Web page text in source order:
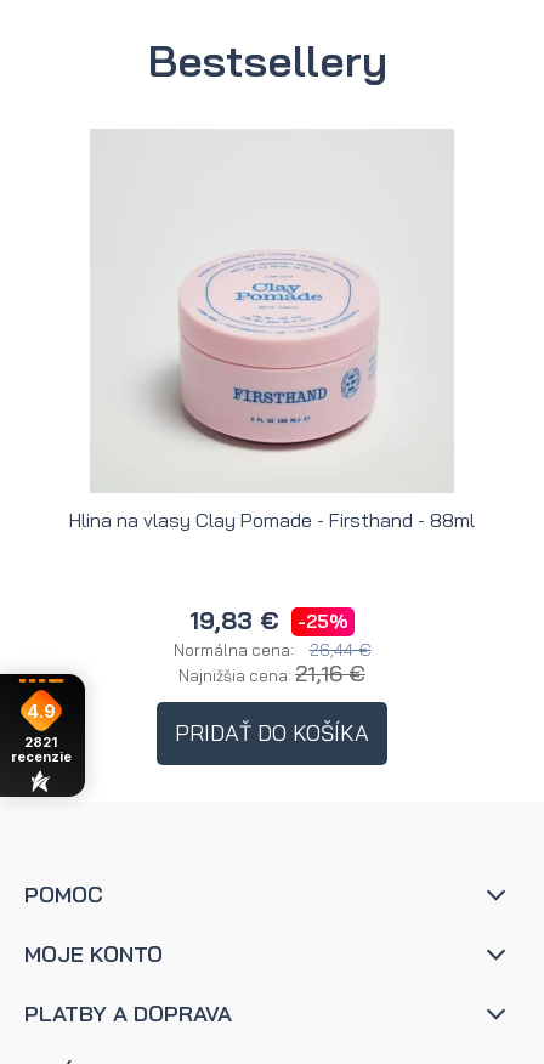
Bestsellery
Hlina na vlasy Clay Pomade - Firsthand - 88ml
19,83 € -25%
Normálna cena: 26,44 €
Najnižšia cena: 21,16 €
PRIDAŤ DO KOŠÍKA
POMOC
MOJE KONTO
PLATBY A DOPRAVA
4.9
2821
recenzie